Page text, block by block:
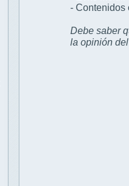
- Contenidos
Debe saber
la opinión